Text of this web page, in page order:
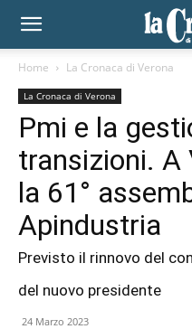
Home La Cronaca di Verona
La Cronaca di Verona
Pmi e la
transizioni. A
la 61°
Apindustria
Previsto il rinnovo del
del nuovo presidente
24 Marzo 2023